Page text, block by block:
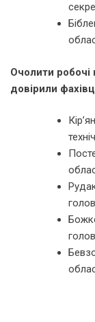
Очолити робочі
довірили